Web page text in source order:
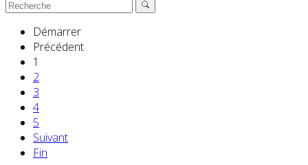
Démarrer
Précédent
1
2
3
4
5
Suivant
Fin